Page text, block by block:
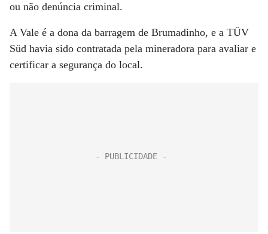
ou não denúncia criminal.
A Vale é a dona da barragem de Brumadinho, e a TÜV
Süd havia sido contratada pela mineradora para avaliar e
certificar a segurança do local.